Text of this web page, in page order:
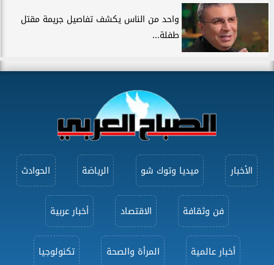
واحد من الناس يكشف تفاصيل جريمة مقتل
طفلة...
الأخبار ميديا وتوك شو الرياضة الحوادث
فن وثقافة الاقتصاد أخبار عربية
أخبار عالمية المرأة والصحة تكنولوجيا